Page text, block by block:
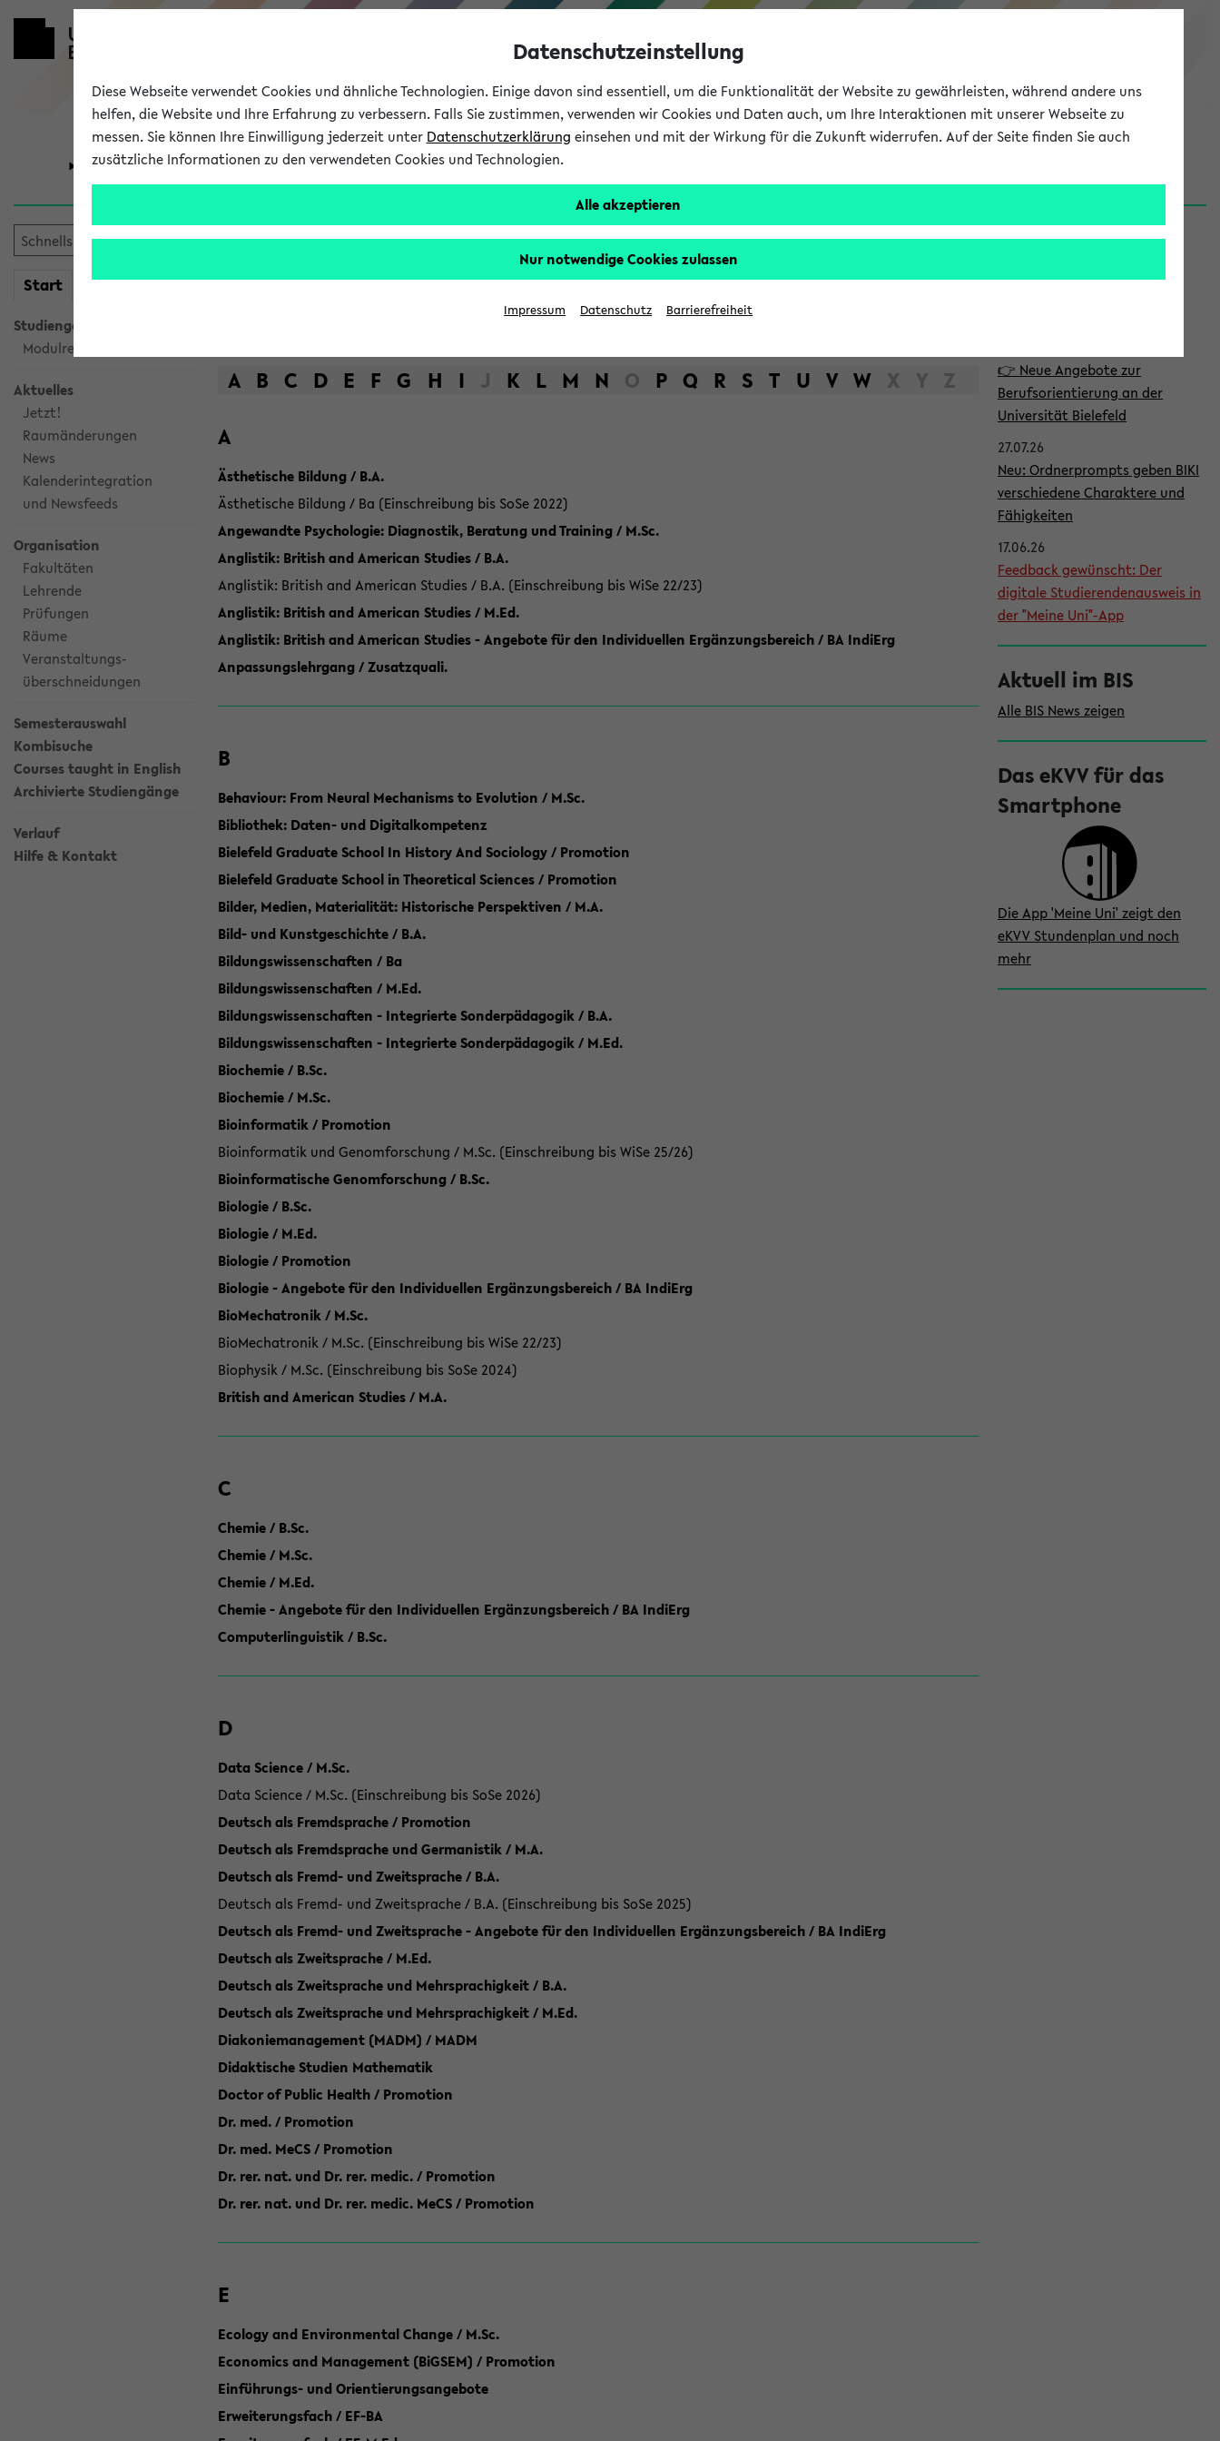
eKVV
Universität Forschung Studium
Start meineKVV
Studiengangsauswahl
Modulrecherche
Aktuelles
Jetzt!
Raumänderungen
News
Kalenderintegration
und Newsfeeds
Organisation
Fakultäten
Lehrende
Prüfungen
Räume
Veranstaltungs-
überschneidungen
Semesterauswahl
Kombisuche
Courses taught in English
Archivierte Studiengänge
Verlauf
Hilfe & Kontakt
Das Lehrangebot der Universität Bielefeld
A B C D E F G H I J K L M N O P Q R S T U V W X Y Z
A
Ästhetische Bildung / B.A.
Ästhetische Bildung / Ba (Einschreibung bis SoSe 2022)
Angewandte Psychologie: Diagnostik, Beratung und Training / M.Sc.
Anglistik: British and American Studies / B.A.
Anglistik: British and American Studies / B.A. (Einschreibung bis WiSe 22/23)
Anglistik: British and American Studies / M.Ed.
Anglistik: British and American Studies - Angebote für den Individuellen Ergänzungsbereich / BA IndiErg
Anpassungslehrgang / Zusatzquali.
B
Behaviour: From Neural Mechanisms to Evolution / M.Sc.
Bibliothek: Daten- und Digitalkompetenz
Bielefeld Graduate School In History And Sociology / Promotion
Bielefeld Graduate School in Theoretical Sciences / Promotion
Bilder, Medien, Materialität: Historische Perspektiven / M.A.
Bild- und Kunstgeschichte / B.A.
Bildungswissenschaften / Ba
Bildungswissenschaften / M.Ed.
Bildungswissenschaften - Integrierte Sonderpädagogik / B.A.
Bildungswissenschaften - Integrierte Sonderpädagogik / M.Ed.
Biochemie / B.Sc.
Biochemie / M.Sc.
Bioinformatik / Promotion
Bioinformatik und Genomforschung / M.Sc. (Einschreibung bis WiSe 25/26)
Bioinformatische Genomforschung / B.Sc.
Biologie / B.Sc.
Biologie / M.Ed.
Biologie / Promotion
Biologie - Angebote für den Individuellen Ergänzungsbereich / BA IndiErg
BioMechatronik / M.Sc.
BioMechatronik / M.Sc. (Einschreibung bis WiSe 22/23)
Biophysik / M.Sc. (Einschreibung bis SoSe 2024)
British and American Studies / M.A.
C
Chemie / B.Sc.
Chemie / M.Sc.
Chemie / M.Ed.
Chemie - Angebote für den Individuellen Ergänzungsbereich / BA IndiErg
Computerlinguistik / B.Sc.
D
Data Science / M.Sc.
Data Science / M.Sc. (Einschreibung bis SoSe 2026)
Deutsch als Fremdsprache / Promotion
Deutsch als Fremdsprache und Germanistik / M.A.
Deutsch als Fremd- und Zweitsprache / B.A.
Deutsch als Fremd- und Zweitsprache / B.A. (Einschreibung bis SoSe 2025)
Deutsch als Fremd- und Zweitsprache - Angebote für den Individuellen Ergänzungsbereich / BA IndiErg
Deutsch als Zweitsprache / M.Ed.
Deutsch als Zweitsprache und Mehrsprachigkeit / B.A.
Deutsch als Zweitsprache und Mehrsprachigkeit / M.Ed.
Diakoniemanagement (MADM) / MADM
Didaktische Studien Mathematik
Doctor of Public Health / Promotion
Dr. med. / Promotion
Dr. med. MeCS / Promotion
Dr. rer. nat. und Dr. rer. medic. / Promotion
Dr. rer. nat. und Dr. rer. medic. MeCS / Promotion
E
Ecology and Environmental Change / M.Sc.
Economics and Management (BiGSEM) / Promotion
Einführungs- und Orientierungsangebote
Erweiterungsfach / EF-BA
S
i
News
👉 Neue Angebote zur
Berufsorientierung an der
Universität Bielefeld
27.07.26
Neu: Ordnerprompts geben BIKI
verschiedene Charaktere und
Fähigkeiten
17.06.26
Feedback gewünscht: Der
digitale Studierendenausweis in
der "Meine Uni"-App
Aktuell im BIS
Alle BIS News zeigen
Das eKVV für das
Smartphone
Die App 'Meine Uni' zeigt den
eKVV Stundenplan und noch
mehr
Datenschutzeinstellung
Diese Webseite verwendet Cookies und ähnliche Technologien. Einige davon sind essentiell, um die Funktionalität der Website zu gewährleisten, während andere uns
helfen, die Website und Ihre Erfahrung zu verbessern. Falls Sie zustimmen, verwenden wir Cookies und Daten auch, um Ihre Interaktionen mit unserer Webseite zu
messen. Sie können Ihre Einwilligung jederzeit unter Datenschutzerklärung einsehen und mit der Wirkung für die Zukunft widerrufen. Auf der Seite finden Sie auch
zusätzliche Informationen zu den verwendeten Cookies und Technologien.
Alle akzeptieren
Nur notwendige Cookies zulassen
Impressum Datenschutz Barrierefreiheit